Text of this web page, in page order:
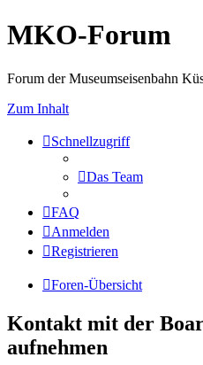
MKO-Forum
Forum der Museumseisenbahn
Zum Inhalt
Schnellzugriff
Das Team
FAQ
Anmelden
Registrieren
Foren-Übersicht
Kontakt mit der
aufnehmen